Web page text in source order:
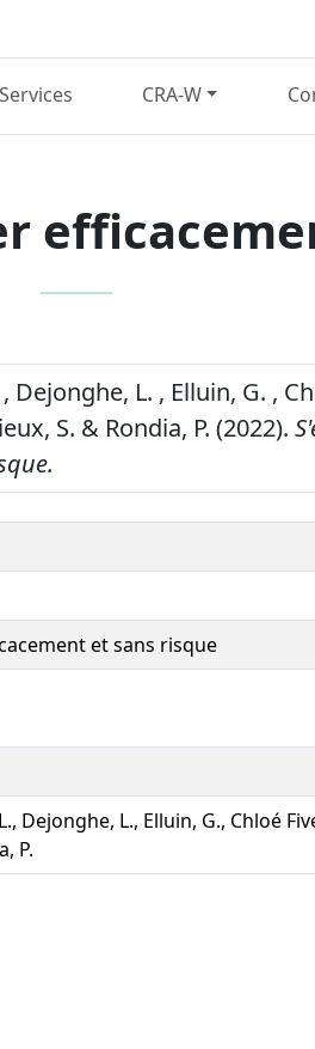
Services CRA-W
Dejonghe, L. , Elluin, G. ,
S. & Rondia, P. (2022).
et sans risque
Dejonghe, L., Elluin, G., Chloé
P.